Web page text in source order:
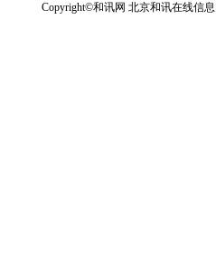
Copyright©和讯网 北京和讯在线信